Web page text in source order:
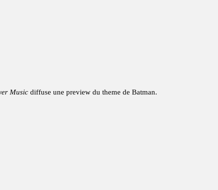
Music diffuse une preview du theme de Batman.